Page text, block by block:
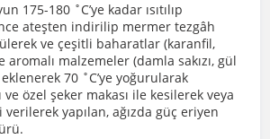
175-180 ˚C’ye kadar ısıtılıp
ateşten indirilip mermer tezgâh
ve çeşitli baharatlar (karanfil,
aromalı malzemeler (damla sakızı, gül
70 ˚C’ye yoğurularak
ve özel şeker makası ile kesilerek veya
yapılan, ağızda güç eriyen